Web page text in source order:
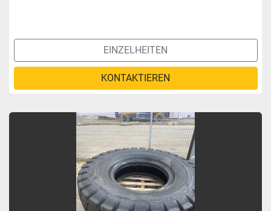
EINZELHEITEN
KONTAKTIEREN